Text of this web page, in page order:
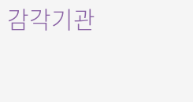
감각기관